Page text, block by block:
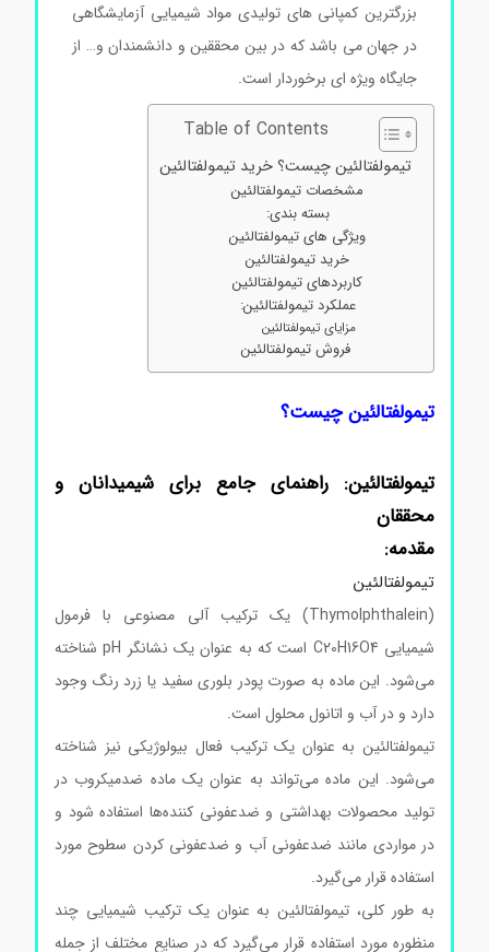
بزرگترین کمپانی های تولیدی مواد شیمیایی آزمایشگاهی
در جهان می باشد که در بین محققین و دانشمندان و… از
جایگاه ویژه ای برخوردار است.
Table of Contents
تیمولفتالئین چیست؟ خرید تیمولفتالئین
مشخصات تیمولفتالئین
بسته بندی:
ویژگی های تیمولفتالئین
خرید تیمولفتالئین
کاربردهای تیمولفتالئین
عملکرد تیمولفتالئین:
مزایای تیمولفتالئین
فروش تیمولفتالئین
تیمولفتالئین چیست؟خرید تیمولفتالئین
تیمولفتالئین: راهنمای جامع برای شیمیدانان و
محققان
مقدمه:
تیمولفتالئین
(Thymolphthalein) یک ترکیب آلی مصنوعی با فرمول
شیمیایی C20H16O4 است که به عنوان یک نشانگر pH شناخته
می‌شود. این ماده به صورت پودر بلوری سفید یا زرد رنگ وجود
دارد و در آب و اتانول محلول است.
تیمولفتالئین به عنوان یک ترکیب فعال بیولوژیکی نیز شناخته
می‌شود. این ماده می‌تواند به عنوان یک ماده ضدمیکروب در
تولید محصولات بهداشتی و ضدعفونی کننده‌ها استفاده شود و
در مواردی مانند ضدعفونی آب و ضدعفونی کردن سطوح مورد
استفاده قرار می‌گیرد.خرید تیمولفتالئین
به طور کلی، تیمولفتالئین به عنوان یک ترکیب شیمیایی چند
منظوره مورد استفاده قرار می‌گیرد که در صنایع مختلف از جمله